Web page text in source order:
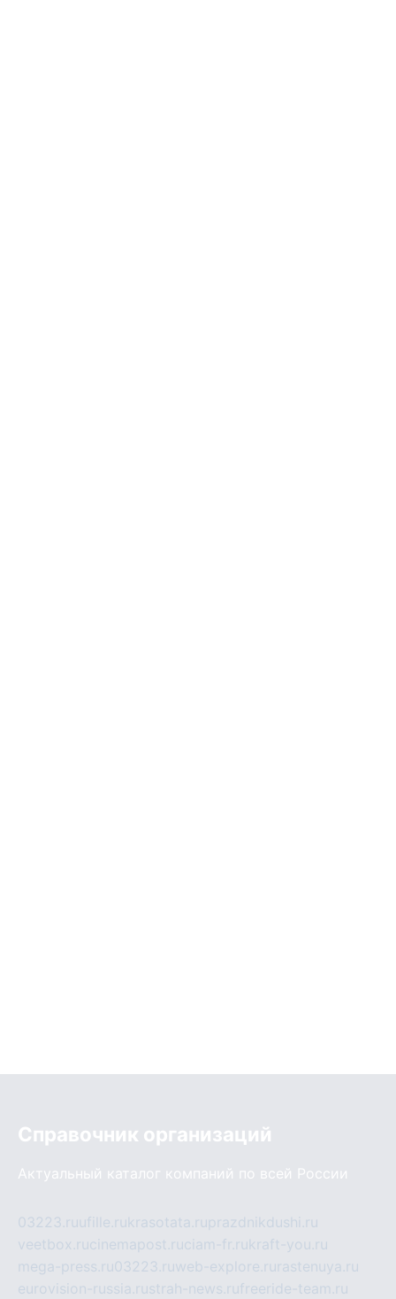
Справочник организаций
Актуальный каталог компаний по всей России
03223.ruufille.rukrasotata.ruprazdnikdushi.ru
veetbox.rucinemapost.ruciam-fr.rukraft-you.ru
mega-press.ru03223.ruweb-explore.ru rastenuya.ru
eurovision-russia.rustrah-news.rufreeride-team.ru